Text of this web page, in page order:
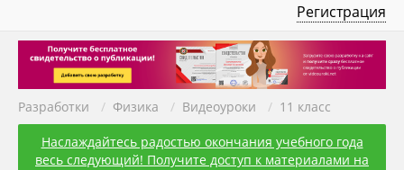
Регистрация
Разработки / Физика / Видеоуроки / 11 класс
Наслаждайтесь радостью окончания учебного года
весь следующий! Получите доступ к материалами на